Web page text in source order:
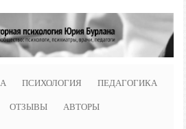
ПСИХОЛОГИЯ ПЕДАГОГИКА
ОТЗЫВЫ АВТОРЫ